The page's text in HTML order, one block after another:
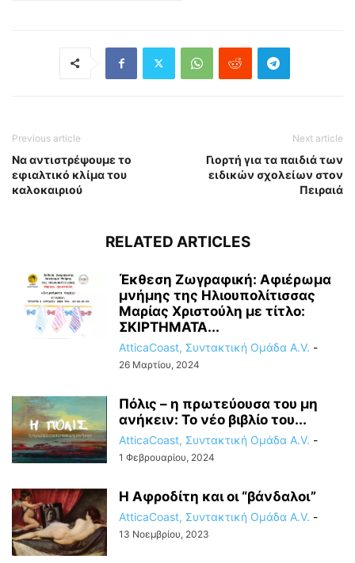
Previous article
Να αντιστρέψουμε το
εφιαλτικό κλίμα του
καλοκαιριού
Next article
Γιορτή για τα παιδιά των
ειδικών σχολείων στον
Πειραιά
RELATED ARTICLES
Έκθεση Ζωγραφική: Αφιέρωμα
μνήμης της Ηλιουπολίτισσας
Μαρίας Χριστούλη με τίτλο:
ΣΚΙΡΤΗΜΑΤΑ...
AtticaCoast, Συντακτική Ομάδα A.V. -
26 Μαρτίου, 2024
Πόλις – η πρωτεύουσα του μη
ανήκειν: Το νέο βιβλίο του...
AtticaCoast, Συντακτική Ομάδα A.V. -
1 Φεβρουαρίου, 2024
Η Αφροδίτη και οι “βάνδαλοι”
AtticaCoast, Συντακτική Ομάδα A.V. -
13 Νοεμβρίου, 2023